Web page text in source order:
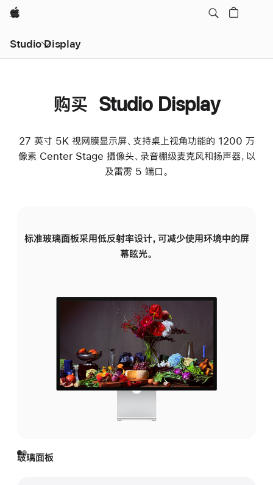
Apple
Studio Display
购买 Studio Display
27 英寸 5K 视网膜显示屏、支持桌上视角功能的 1200 万
像素 Center Stage 摄像头、录音棚级麦克风和扬声器，以
及雷雳 5 端口。
标准玻璃面板采用低反射率设计，可减少使用环境中的屏
幕眩光。
玻璃面板